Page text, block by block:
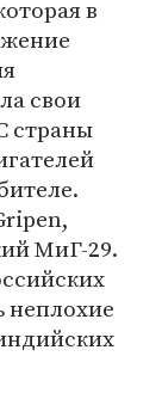
в
свои
страны
МиГ-29.